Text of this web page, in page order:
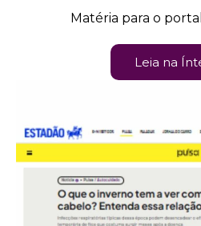
Matéria para o
Leia na